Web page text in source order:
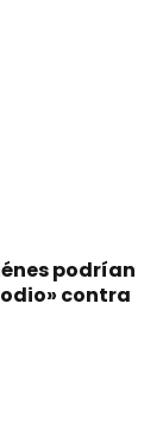
podrían
contra